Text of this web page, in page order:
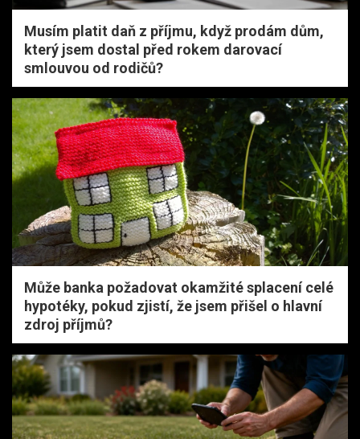
Musím platit daň z příjmu, když prodám dům,
který jsem dostal před rokem darovací
smlouvou od rodičů?
Může banka požadovat okamžité splacení celé
hypotéky, pokud zjistí, že jsem přišel o hlavní
zdroj příjmů?